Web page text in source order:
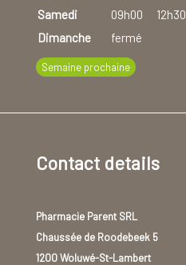
Samedi
09h00
12h30
Dimanche
fermé
Semaine prochaine
Contact details
Pharmacie Parent SRL
Chaussée de Roodebeek 5
1200 Woluwé-St-Lambert